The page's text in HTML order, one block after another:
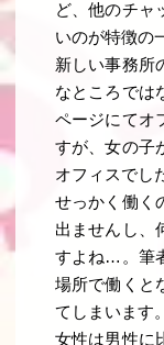
ど、他のチャ
いのが特徴の
新しい事務所
なところでは
ページにてオ
すが、女の子
オフィスでし
せっかく働く
出ませんし、
すよね…。筆
場所で働くと
てしまいます。
女性は男性に